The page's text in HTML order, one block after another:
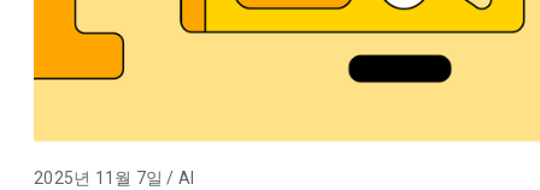
2025년 11월 7일 / AI